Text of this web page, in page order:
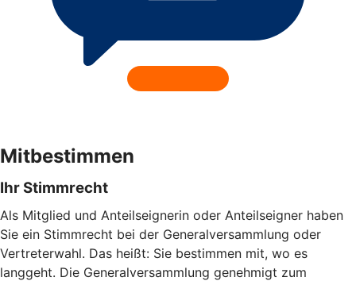
Mitbestimmen
Ihr Stimmrecht
Als Mitglied und Anteilseignerin oder Anteilseigner haben
Sie ein Stimmrecht bei der Generalversammlung oder
Vertreterwahl. Das heißt: Sie bestimmen mit, wo es
langgeht. Die Generalversammlung genehmigt zum